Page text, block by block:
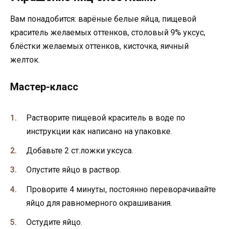
Вам понадобится: варёные белые яйца, пищевой
краситель желаемых оттенков, столовый 9% уксус,
блёстки желаемых оттенков, кисточка, яичный
желток.
Мастер-класс
Растворите пищевой краситель в воде по
инструкции как написано на упаковке.
Добавьте 2 ст.ложки уксуса.
Опустите яйцо в раствор.
Проворите 4 минуты, постоянно переворачивайте
яйцо для равномерного окрашивания.
Остудите яйцо.